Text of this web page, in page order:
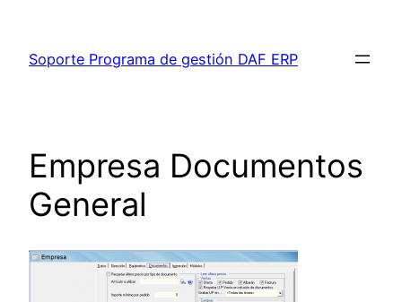
contenido
Soporte Programa de gestión DAF ERP
Empresa Documentos
General